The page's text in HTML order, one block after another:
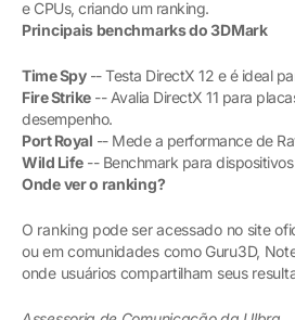
e CPUs, criando um ranking.
Principais benchmarks do 3DMark
Time Spy-- Testa DirectX 12 e é ideal
Fire Strike-- Avalia DirectX 11 para
desempenho.
Port Royal -- Mede a performance de
Wild Life-- Benchmark para
Onde ver o ranking?
O ranking pode ser acessado no site
ou em comunidades como Guru3D,
onde usuários compartilham seus